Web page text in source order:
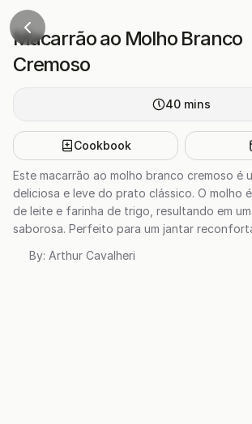
Macarrão ao Molho Branco
Cremoso
40 mins
Cookbook
Este macarrão ao molho branco cremoso é
deliciosa e leve do prato clássico. O molho
de leite e farinha de trigo, resultando em
saborosa. Perfeito para um jantar
By: Arthur Cavalheri